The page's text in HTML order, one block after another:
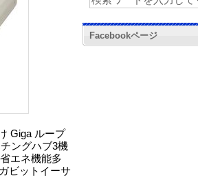
Giga ループ
ングハブ3機
エネ機能多
ビットイーサ
Facebookページ